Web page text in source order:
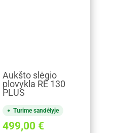
Aukšto slėgio
plovykla RE 130
PLUS
Turime sandėlyje
499,00 €